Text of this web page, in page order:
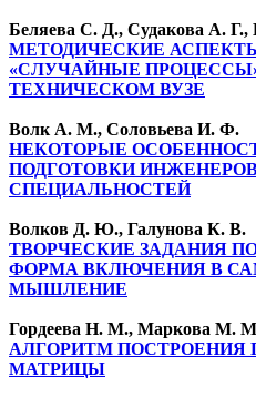
Беляева С. Д., Судакова А.
МЕТОДИЧЕСКИЕ
«СЛУЧАЙНЫЕ
ТЕХНИЧЕСКОМ ВУЗЕ
Волк А. М., Соловьева И. Ф.
НЕКОТОРЫЕ
ПОДГОТОВКИ
СПЕЦИАЛЬНОСТЕЙ
Волков Д. Ю., Галунова К. В.
ТВОРЧЕСКИЕ ЗАДАНИЯ
ФОРМА ВКЛЮЧЕНИЯ В
МЫШЛЕНИЕ
Гордеева Н. М., Маркова М.
АЛГОРИТМ ПОСТРОЕНИЯ
МАТРИЦЫ